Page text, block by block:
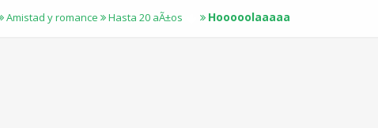
Amistad y romance Hasta 20 aÃ±os Hooooolaaaaa